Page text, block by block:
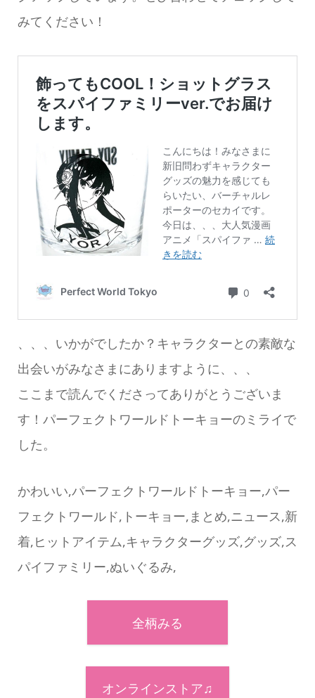
みてください！
、、、いかがでしたか？キャラクターとの素敵な
出会いがみなさまにありますように、、、
ここまで読んでくださってありがとうございま
す！パーフェクトワールドトーキョーのミライで
した。
かわいい,パーフェクトワールドトーキョー,パー
フェクトワールド,トーキョー,まとめ,ニュース,新
着,ヒットアイテム,キャラクターグッズ,グッズ,ス
パイファミリー,ぬいぐるみ,
全柄みる
オンラインストア♫